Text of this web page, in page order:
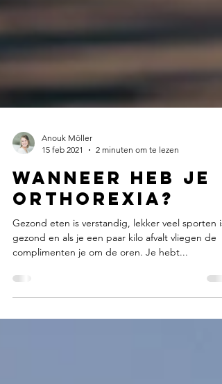
15 feb 2021
2 minuten om te lezen
Wanneer heb je
Orthorexia?
Gezond eten is verstandig, lekker veel sporten is
gezond en als je een paar kilo afvalt vliegen de
complimenten je om de oren. Je hebt...